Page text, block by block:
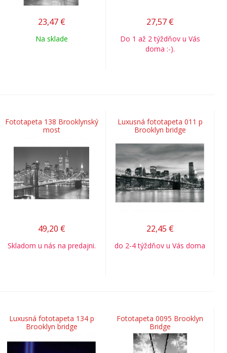
23,47 €
Na sklade
27,57 €
Do 1 až 2 týždňov u Vás
doma :-).
Fototapeta 138 Brooklynský
most
49,20 €
Skladom u nás na predajni.
Luxusná fototapeta 011 p
Brooklyn bridge
22,45 €
do 2-4 týždňov u Vás doma
Luxusná fototapeta 134 p
Brooklyn bridge
Fototapeta 0095 Brooklyn
Bridge